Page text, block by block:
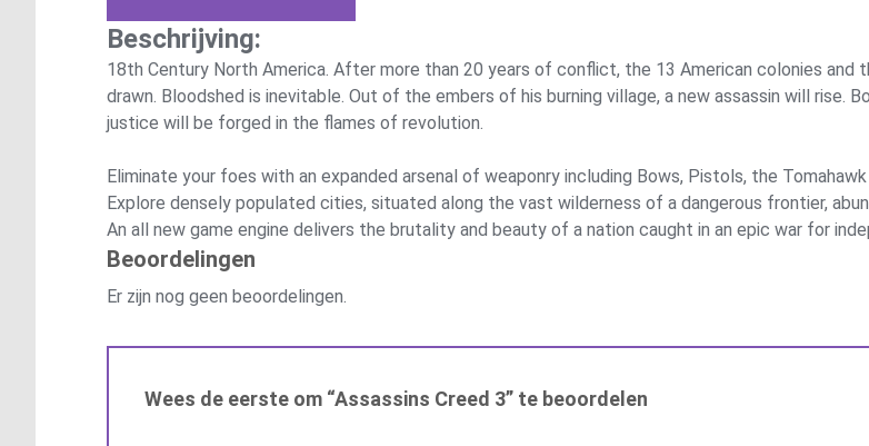
Beschrijving:
18th Century North America. After more than 20 years of conflict, the 13 American colonies and
drawn. Bloodshed is inevitable. Out of the embers of his burning village, a new assassin will rise.
justice will be forged in the flames of revolution.
Eliminate your foes with an expanded arsenal of weaponry including Bows, Pistols, the
Explore densely populated cities, situated along the vast wilderness of a dangerous frontier,
An all new game engine delivers the brutality and beauty of a nation caught in an epic war for
Beoordelingen
Er zijn nog geen beoordelingen.
Wees de eerste om “Assassins Creed 3” te beoordelen